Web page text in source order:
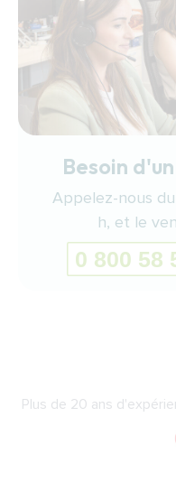
Besoin
Appelez-nous
h, et le
Plus de 20 ans